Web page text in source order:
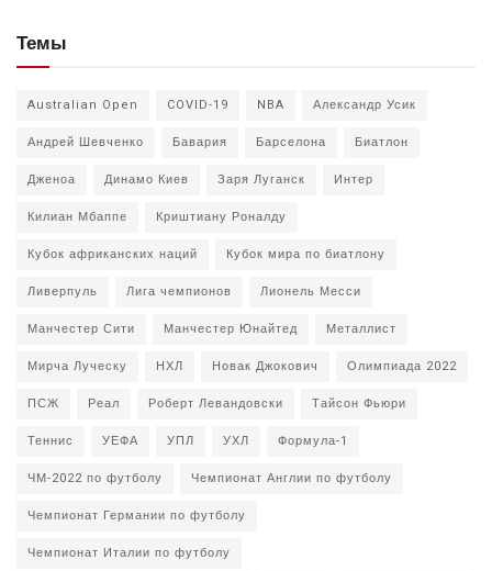
Темы
Australian Open COVID-19 NBA
Александр Усик
Андрей Шевченко
Бавария Барселона
Биатлон
Дженоа
Динамо Киев Заря Луганск
Интер
Килиан Мбаппе
Криштиану Роналду
Кубок африканских наций
Кубок мира по биатлону
Ливерпуль
Лига чемпионов
Лионель Месси
Манчестер Сити
Манчестер Юнайтед
Металлист
Мирча Луческу
НХЛ Новак Джокович
Олимпиада 2022
ПСЖ
Реал Роберт Левандовски
Тайсон Фьюри
Теннис
УЕФА УПЛ УХЛ
Формула-1
ЧМ-2022 по футболу
Чемпионат Англии по футболу
Чемпионат Германии по футболу
Чемпионат Италии по футболу